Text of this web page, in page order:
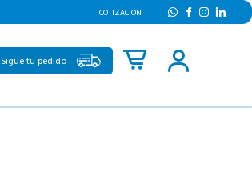
COTIZACIÓN
Sigue tu pedido